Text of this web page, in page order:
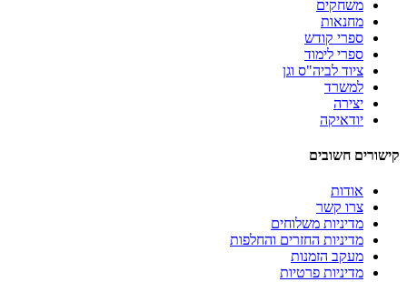
משחקים
מחנאות
ספרי קודש
ספרי לימוד
ציוד לביה"ס וגן
למשרד
יצירה
יודאיקה
קישורים חשובים
אודות
צרו קשר
מדיניות משלוחים
מדיניות החזרים והחלפות
מעקב הזמנות
מדיניות פרטיות